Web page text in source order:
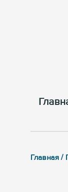
Главная /